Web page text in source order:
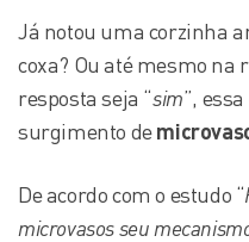
Já notou uma corzinha
coxa? Ou até mesmo na
resposta seja “sim”,
surgimento de
De acordo com o estudo “
microvasos seu